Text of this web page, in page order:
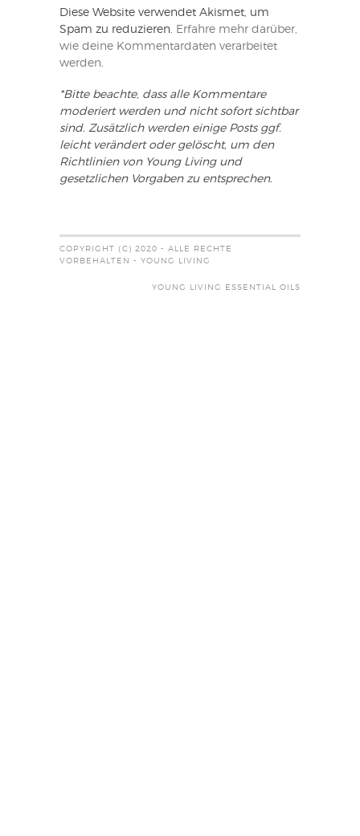
Diese Website verwendet Akismet, um
Spam zu reduzieren. Erfahre mehr darüber,
wie deine Kommentardaten verarbeitet
werden.
*Bitte beachte, dass alle Kommentare
moderiert werden und nicht sofort sichtbar
sind. Zusätzlich werden einige Posts ggf.
leicht verändert oder gelöscht, um den
Richtlinien von Young Living und
gesetzlichen Vorgaben zu entsprechen.
COPYRIGHT (C) 2020 - ALLE RECHTE
VORBEHALTEN - YOUNG LIVING
YOUNG LIVING ESSENTIAL OILS